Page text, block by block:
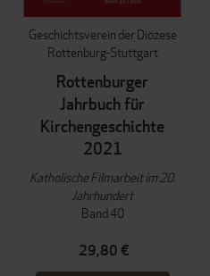
Geschichtsverein der Diözese
Rottenburg-Stuttgart
Rottenburger
Jahrbuch für
Kirchengeschichte
2021
Katholische Filmarbeit im 20.
Jahrhundert
Band 40
29,80 €